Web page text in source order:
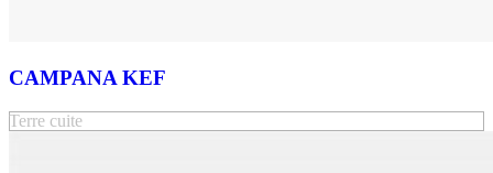
CAMPANA KEF
Terre cuite